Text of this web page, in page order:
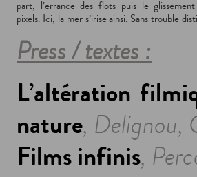
part, l’errance des flots puis le
pixels. Ici, la mer s’irise ainsi. Sans trouble
clinamen dans le ressac. Il lui donne une
nouvelle, fait bifurquer toute la surface.
n’est pas qu’agate et verts pâles : on l’a vue
Press / textes :
L’altération
nature, Delignou,
Films infinis,